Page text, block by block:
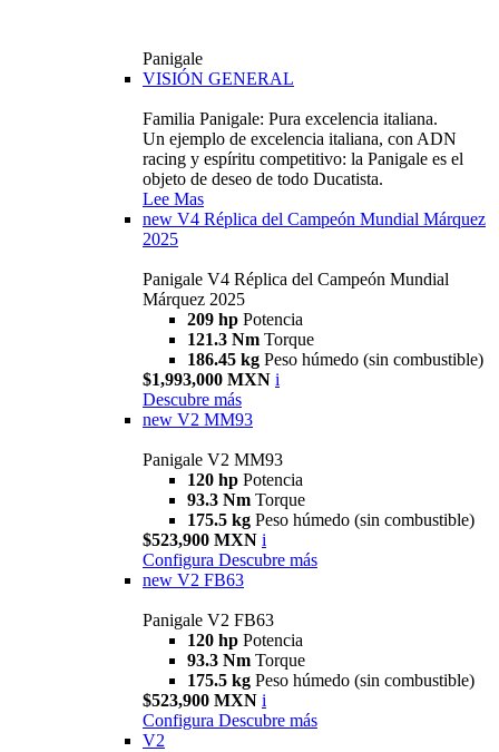
Panigale
VISIÓN GENERAL
Familia Panigale: Pura excelencia italiana.
Un ejemplo de excelencia italiana, con ADN
racing y espíritu competitivo: la Panigale es el
objeto de deseo de todo Ducatista.
Lee Mas
new V4 Réplica del Campeón Mundial Márquez
2025
Panigale V4 Réplica del Campeón Mundial
Márquez 2025
209 hp Potencia
121.3 Nm Torque
186.45 kg Peso húmedo (sin combustible)
$1,993,000 MXN i
Descubre más
new V2 MM93
Panigale V2 MM93
120 hp Potencia
93.3 Nm Torque
175.5 kg Peso húmedo (sin combustible)
$523,900 MXN i
Configura Descubre más
new V2 FB63
Panigale V2 FB63
120 hp Potencia
93.3 Nm Torque
175.5 kg Peso húmedo (sin combustible)
$523,900 MXN i
Configura Descubre más
V2